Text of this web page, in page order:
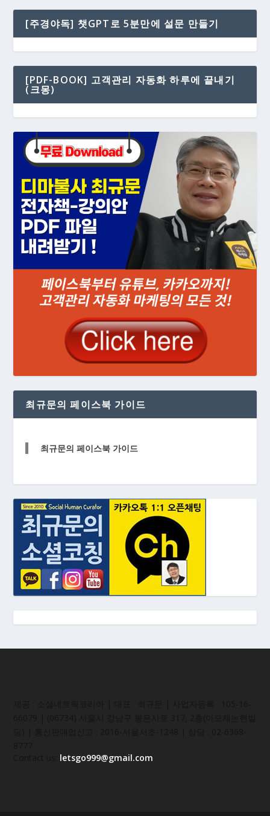
[주경야독] 챗GPT로 5분만에 설문 만들기
[PDF-BOOK] 고객관리 자동화 하루에 끝내기
(크몽)
최규문의 페이스북 가이드
최규문의 페이스북 가이드
letsgo999@gmail.com